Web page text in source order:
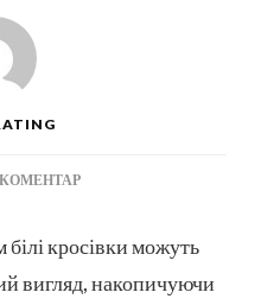
ДО
ЧИСТИТИ
БІЛІ
кросівки можуть
вигляд, накопичуючи